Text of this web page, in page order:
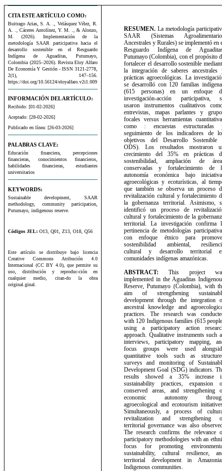
CITA ESTE ARTÍCULO COMO:
Buitrago Arias, S. A. ., Velásquez Vélez, R.
A. ., Cáceres Antolínez, Y. M. ., & Alonzo,
M. (2026). Implementación de la
metodología SAAR participativa hacia el
desarrollo sostenible en el Resguardo
Indígena de Aguaditas, Putumayo,
Colombia (2025–2026). Revista Eloy Alfaro
De Economía Y Gestión - ISSN 3121-2778,
2(1), 147–156.
https://doi.org/10.56124/eloyalfaro.v2i1.009
INFORMACIÓN DEL ARTÍCULO:
Recibido: [01-02-2026]
Aceptado: [28-02-2026]
Publicado en línea: [26-03-2026]
PALABRAS CLAVE:
Educación financiera, percepciones
financieras, conocimientos financieros,
habilidades financieras, estudiantes
universitarios
KEYWORDS:
Sustainable development, SAAR
methodology, community participation,
Putumayo, indigenous reserve.
Códigos JEL: O13, Q01, Z13, O18, Q56
Este artículo se distribuye bajo licencia
Creative Commons Atribución 4.0
Internacional (CC BY 4.0), que permite su
uso, distribución y reproduc-ción en
cualquier medio, citan-do la obra
original.ginal.
RESUMEN.La metodología
SAAR (Sistemas
Ancestrales y Rurales) se implementó en
Resguardo Indígena de
Putumayo (Colombia), con el propósito
fortalecer el desarrollo sostenible
la integración de saberes ancestrales
prácticas agroecológicas. La
se desarrolló con 120 familias
(615 personas) en un enfoque
investigación-acción participativa,
usaron instrumentos cualitativos
entrevistas, mapas parlantes y
focales versus herramientas
como : encuestas estructuradas
seguimiento de los indicadores de
objetivos del Desarrollo Sostenible
ODS). Los resultados mostraron
crecimiento del 35% en prácticas
sostenibilidad, ampliación de
conservadas y fortalecimiento de
autonomía económica bajo
agroecológicas y ecoturísticas, al
que también se observa un proceso
revitalización cultural y fortalecimiento
la gobernanza territorial. Asimismo,
identificó un proceso de
cultural y fortalecimiento de la
territorial. La investigación confirma
pertinencia de metodologías
con enfoque étnico para
sostenibilidad ambiental,
cultural y desarrollo territorial
comunidades indígenas amazónicas.
ABSTRACT: This project
implemented in the Aguaditas
Reserve, Putumayo (Colombia), with
aim of strengthening
development through the integration
ancestral knowledge and
practices. The research was
with 120 Indigenous families (615
using a participatory action
approach. Qualitative instruments such
interviews, participatory mapping,
focus groups were used
quantitative tools such as
surveys and monitoring of
Development Goal (SDG) indicators.
results showed a 35% increase
sustainability practices, expansion
conserved areas, and strengthening
economic autonomy
agroecological and ecotourism
Simultaneously, a process of
revitalization and strengthening
territorial governance was also
The research confirms the relevance
participatory methodologies with an
focus for promoting
sustainability, cultural resilience,
territorial development in
Indigenous communities.